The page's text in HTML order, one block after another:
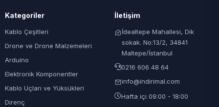
Kategoriler
Kablo Çeşitleri
Drone ve Drone Malzemeleri
Arduino
Elektronik Komponentler
Kablo Uçları ve Yüksükleri
Direnç
İletişim
İdealtepe Mahallesi, Dik
sokak. No:13/2, 34841
Maltepe/İstanbul
0216 606 48 64
info@indirimal.com
Hafta içi 09:00 - 18:00